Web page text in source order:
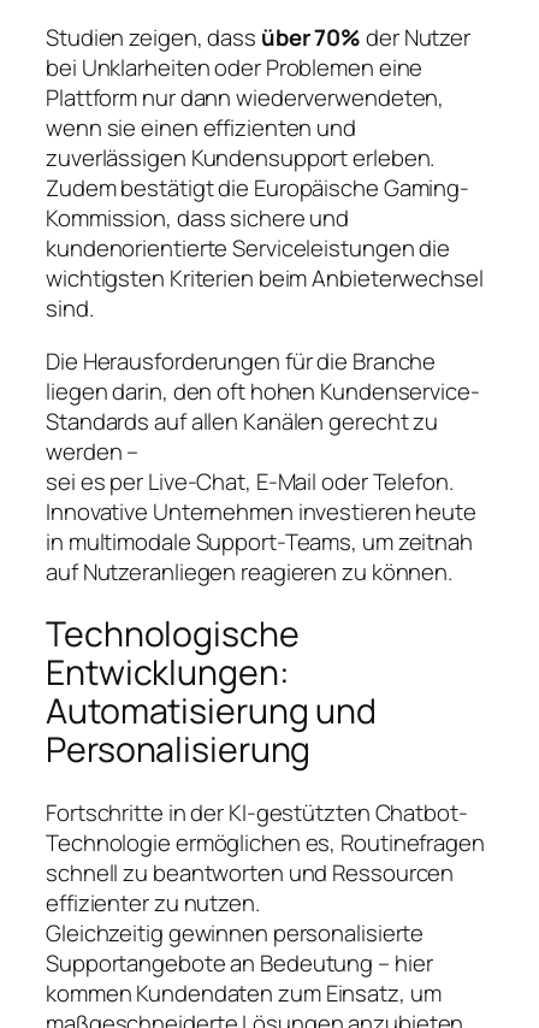
Studien zeigen, dass über 70%der Nutzer
bei Unklarheiten oder Problemen eine
Plattform nur dann wiederverwendeten,
wenn sie einen effizienten und
zuverlässigen Kundensupport erleben.
Zudem bestätigt die Europäische Gaming-
Kommission, dass sichere und
kundenorientierte Serviceleistungen die
wichtigsten Kriterien beim Anbieterwechsel
sind.
Die Herausforderungen für die Branche
liegen darin, den oft hohen Kundenservice-
Standards auf allen Kanälen gerecht zu
werden –
sei es per Live-Chat, E-Mail oder Telefon.
Innovative Unternehmen investieren heute
in multimodale Support-Teams, um zeitnah
auf Nutzeranliegen reagieren zu können.
Technologische
Entwicklungen:
Automatisierung und
Personalisierung
Fortschritte in der KI-gestützten Chatbot-
Technologie ermöglichen es, Routinefragen
schnell zu beantworten und Ressourcen
effizienter zu nutzen.
Gleichzeitig gewinnen personalisierte
Supportangebote an Bedeutung – hier
kommen Kundendaten zum Einsatz, um